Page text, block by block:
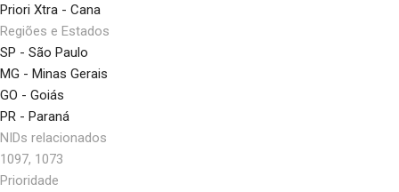
Priori Xtra - Cana
Regiões e Estados
SP - São Paulo
MG - Minas Gerais
GO - Goiás
PR - Paraná
NIDs relacionados
1097, 1073
Prioridade